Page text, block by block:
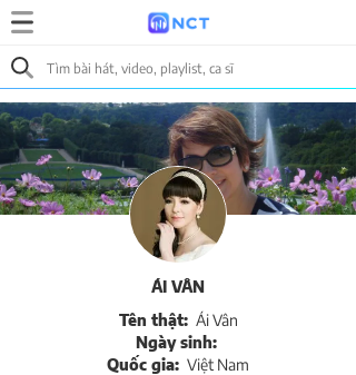
ÁI VÂN
Tên thật: Ái Vân
Ngày sinh:
Quốc gia: Việt Nam